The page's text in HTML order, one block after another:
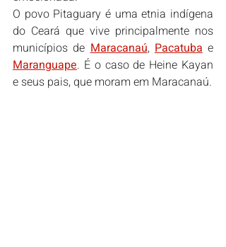
O povo Pitaguary é uma etnia indígena
do Ceará que vive principalmente nos
municípios de Maracanaú, Pacatuba
Maranguape. É o caso de Heine Kayan
e seus pais, que moram em Maracanaú.